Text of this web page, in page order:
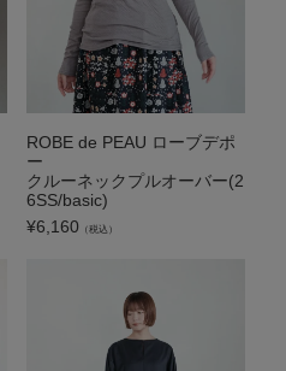
ROBE de PEAU ローブデポ
ー
クルーネックプルオーバー(2
6SS/basic)
¥6,160 （税込）